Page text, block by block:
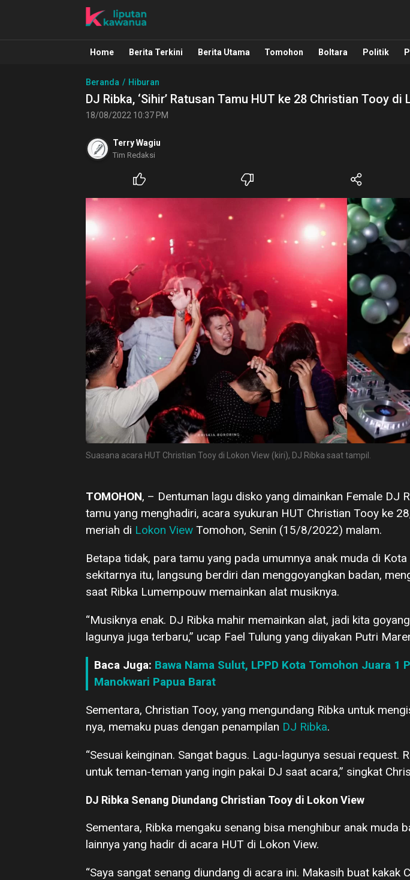
Liputan Kawanua
Berita Manado, Sulawesi Utara, Kawanua, Politik, Pemerintahan,
Home Berita Terkini Berita Utama Tomohon Boltara Politik
Beranda Hiburan
DJ Ribka, ‘Sihir’ Ratusan Tamu HUT ke 28 Christian Tooy di
18/08/2022 10:37 PM
Terry Wagiu
Tim Redaksi
Suasana acara HUT Christian Tooy di Lokon View (kiri), DJ Ribka saat tampil.
TOMOHON, – Dentuman lagu disko yang dimainkan Female DJ
tamu yang menghadiri, acara syukuran HUT Christian Tooy ke
meriah di Lokon View Tomohon, Senin (15/8/2022) malam.
Betapa tidak, para tamu yang pada umumnya anak muda di
sekitarnya itu, langsung berdiri dan menggoyangkan badan,
saat Ribka Lumempouw memainkan alat musiknya.
“Musiknya enak. DJ Ribka mahir memainkan alat, jadi kita
lagunya juga terbaru,” ucap Fael Tulung yang diiyakan Putri
Baca Juga: Bawa Nama Sulut, LPPD Kota Tomohon Juara 1
Manokwari Papua Barat
Sementara, Christian Tooy, yang mengundang Ribka untuk
nya, memaku puas dengan penampilan DJ Ribka.
“Sesuai keinginan. Sangat bagus. Lagu-lagunya sesuai request.
untuk teman-teman yang ingin pakai DJ saat acara,” singkat
DJ Ribka Senang Diundang Christian Tooy di Lokon View
Sementara, Ribka mengaku senang bisa menghibur anak muda
lainnya yang hadir di acara HUT di Lokon View.
“Saya sangat senang diundang di acara ini. Makasih buat kakak